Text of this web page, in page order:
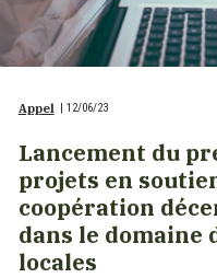
Appel | 12/06/23
Lancement du
projets en
coopération
dans le domaine
locales